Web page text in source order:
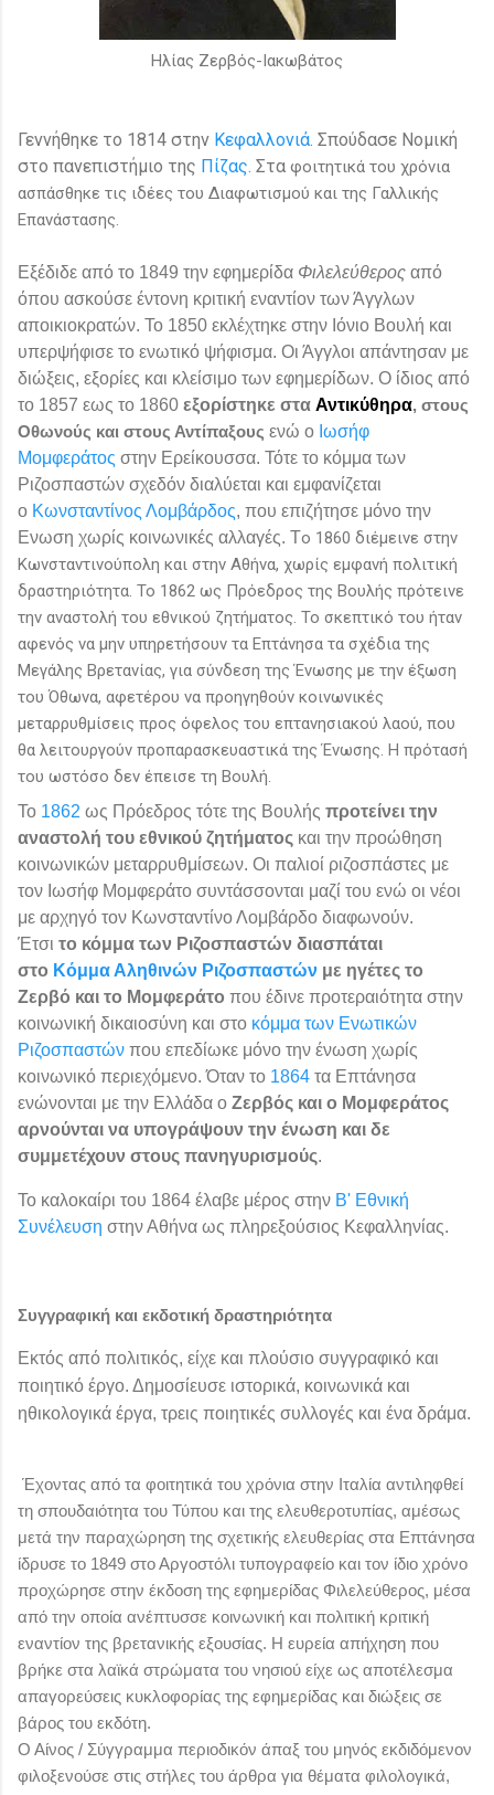
Ηλίας Ζερβός-Ιακωβάτος
Γεννήθηκε το 1814 στην Κεφαλλονιά . Σπούδασε Νομική
στο πανεπιστήμιο της Πίζας . Στα φοιτητικά του χρόνια
ασπάσθηκε τις ιδέες του Διαφωτισμού και της Γαλλικής
Επανάστασης.
Εξέδιδε από το 1849 την εφημερίδα Φιλελεύθερος από
όπου ασκούσε έντονη κριτική εναντίον των Άγγλων
αποικιοκρατών. Το 1850 εκλέχτηκε στην Ιόνιο Βουλή και
υπερψήφισε το ενωτικό ψήφισμα. Οι Άγγλοι απάντησαν με
διώξεις, εξορίες και κλείσιμο των εφημερίδων. Ο ίδιος από
το 1857 εως το 1860 εξορίστηκε στα Αντικύθηρα, στους
Οθωνούς και στους Αντίπαξους ενώ ο Ιωσήφ
Μομφεράτος στην Ερείκουσσα. Τότε το κόμμα των
Ριζοσπαστών σχεδόν διαλύεται και εμφανίζεται
ο Κωνσταντίνος Λομβάρδος, που επιζήτησε μόνο την
Ενωση χωρίς κοινωνικές αλλαγές. Το 1860 διέμεινε στην
Κωνσταντινούπολη και στην Αθήνα, χωρίς εμφανή πολιτική
δραστηριότητα. Το 1862 ως Πρόεδρος της Βουλής πρότεινε
την αναστολή του εθνικού ζητήματος. Το σκεπτικό του ήταν
αφενός να μην υπηρετήσουν τα Επτάνησα τα σχέδια της
Μεγάλης Βρετανίας, για σύνδεση της Ένωσης με την έξωση
του Όθωνα, αφετέρου να προηγηθούν κοινωνικές
μεταρρυθμίσεις προς όφελος του επτανησιακού λαού, που
θα λειτουργούν προπαρασκευαστικά της Ένωσης. Η πρότασή
του ωστόσο δεν έπεισε τη Βουλή.
Το 1862 ως Πρόεδρος τότε της Βουλής προτείνει την
αναστολή του εθνικού ζητήματος και την προώθηση
κοινωνικών μεταρρυθμίσεων. Οι παλιοί ριζοσπάστες με
τον Ιωσήφ Μομφεράτο συντάσσονται μαζί του ενώ οι νέοι
με αρχηγό τον Κωνσταντίνο Λομβάρδο διαφωνούν.
Έτσι το κόμμα των Ριζοσπαστών διασπάται
στο Κόμμα Αληθινών Ριζοσπαστών με ηγέτες το
Ζερβό και το Μομφεράτο που έδινε προτεραιότητα στην
κοινωνική δικαιοσύνη και στο κόμμα των Ενωτικών
Ριζοσπαστών που επεδίωκε μόνο την ένωση χωρίς
κοινωνικό περιεχόμενο. Όταν το 1864 τα Επτάνησα
ενώνονται με την Ελλάδα ο Ζερβός και ο Μομφεράτος
αρνούνται να υπογράψουν την ένωση και δε
συμμετέχουν στους πανηγυρισμούς.
Το καλοκαίρι του 1864 έλαβε μέρος στην Β' Εθνική
Συνέλευση στην Αθήνα ως πληρεξούσιος Κεφαλληνίας.
Συγγραφική και εκδοτική δραστηριότητα
Εκτός από πολιτικός, είχε και πλούσιο συγγραφικό και
ποιητικό έργο. Δημοσίευσε ιστορικά, κοινωνικά και
ηθικολογικά έργα, τρεις ποιητικές συλλογές και ένα δράμα.
Έχοντας από τα φοιτητικά του χρόνια στην Ιταλία αντιληφθεί
τη σπουδαιότητα του Τύπου και της ελευθεροτυπίας, αμέσως
μετά την παραχώρηση της σχετικής ελευθερίας στα Επτάνησα
ίδρυσε το 1849 στο Αργοστόλι τυπογραφείο και τον ίδιο χρόνο
προχώρησε στην έκδοση της εφημερίδας Φιλελεύθερος, μέσα
από την οποία ανέπτυσσε κοινωνική και πολιτική κριτική
εναντίον της βρετανικής εξουσίας. Η ευρεία απήχηση που
βρήκε στα λαϊκά στρώματα του νησιού είχε ως αποτέλεσμα
απαγορεύσεις κυκλοφορίας της εφημερίδας και διώξεις σε
βάρος του εκδότη.
Ο Αίνος / Σύγγραμμα περιοδικόν άπαξ του μηνός εκδιδόμενον
φιλοξενούσε στις στήλες του άρθρα για θέματα φιλολογικά,